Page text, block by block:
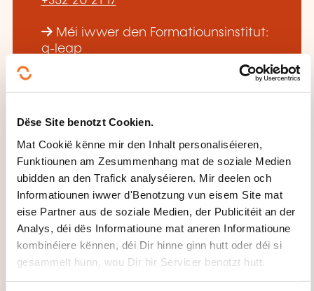
Dëse Site benotzt Cookien.
Mat Cookië kënne mir den Inhalt personaliséieren,
Funktiounen am Zesummenhang mat de soziale Medien
ubidden an den Trafick analyséieren. Mir deelen och
Informatiounen iwwer d'Benotzung vun eisem Site mat
eise Partner aus de soziale Medien, der Publicitéit an der
Analys, déi dës Informatioune mat aneren Informatioune
kombinéiere kënnen, déi Dir hinne ginn hutt oder déi si
gesammelt hunn, wou Dir hir Servicer benotzt hutt.
Méi iwwer den Formatiounsinstitut:
q-leap
DËS FORMATIOUNE KÉINTEN
IECH INTERESSÉIEREN
EN